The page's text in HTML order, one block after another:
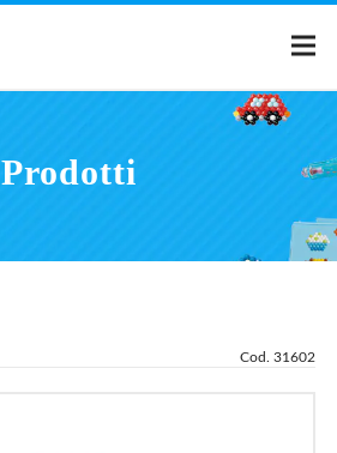
Prodotti
Cod. 31602